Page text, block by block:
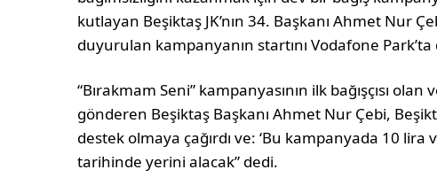
kutlayan Beşiktaş JK’nın 34. Başkanı Ahmet Nur
duyurulan kampanyanın startını Vodafone
“Bırakmam Seni” kampanyasının ilk bağışçısı olan
gönderen Beşiktaş Başkanı Ahmet Nur Çebi,
destek olmaya çağırdı ve: ‘Bu kampanyada 10 lira
tarihinde yerini alacak” dedi.